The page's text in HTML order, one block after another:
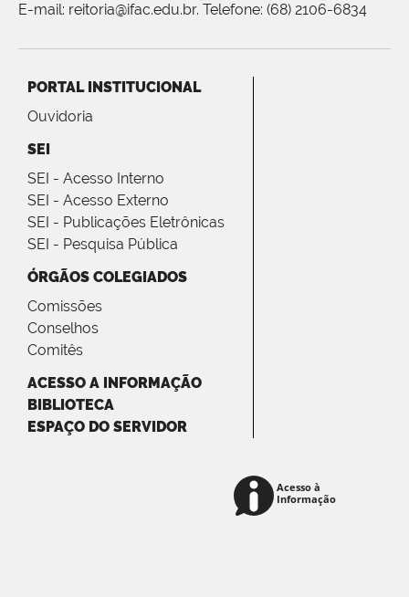
E-mail: reitoria@ifac.edu.br. Telefone: (68) 2106-6834
PORTAL INSTITUCIONAL
Ouvidoria
SEI
SEI - Acesso Interno
SEI - Acesso Externo
SEI - Publicações Eletrônicas
SEI - Pesquisa Pública
ÓRGÃOS COLEGIADOS
Comissões
Conselhos
Comitês
ACESSO A INFORMAÇÃO
BIBLIOTECA
ESPAÇO DO SERVIDOR